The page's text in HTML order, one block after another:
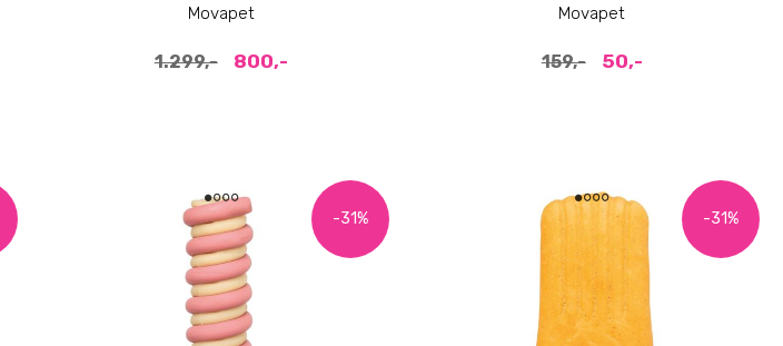
Movapet
1.299,- 800,-
Movapet
159,- 50,-
-31% -31%